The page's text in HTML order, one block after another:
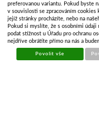
STAHOVACÍ
Kód:STP002
Cena bez DPH
Cena s DPH19,96
preferovanou variantu. Pokud byste
v souvislosti se zpracováním cookies
jejíž stránky procházíte, nebo na
Pokud si myslíte, že s osobními údaji
podat stížnost u Úřadu pro ochranu
nejdříve obrátíte přímo na nás a
Povolit vše